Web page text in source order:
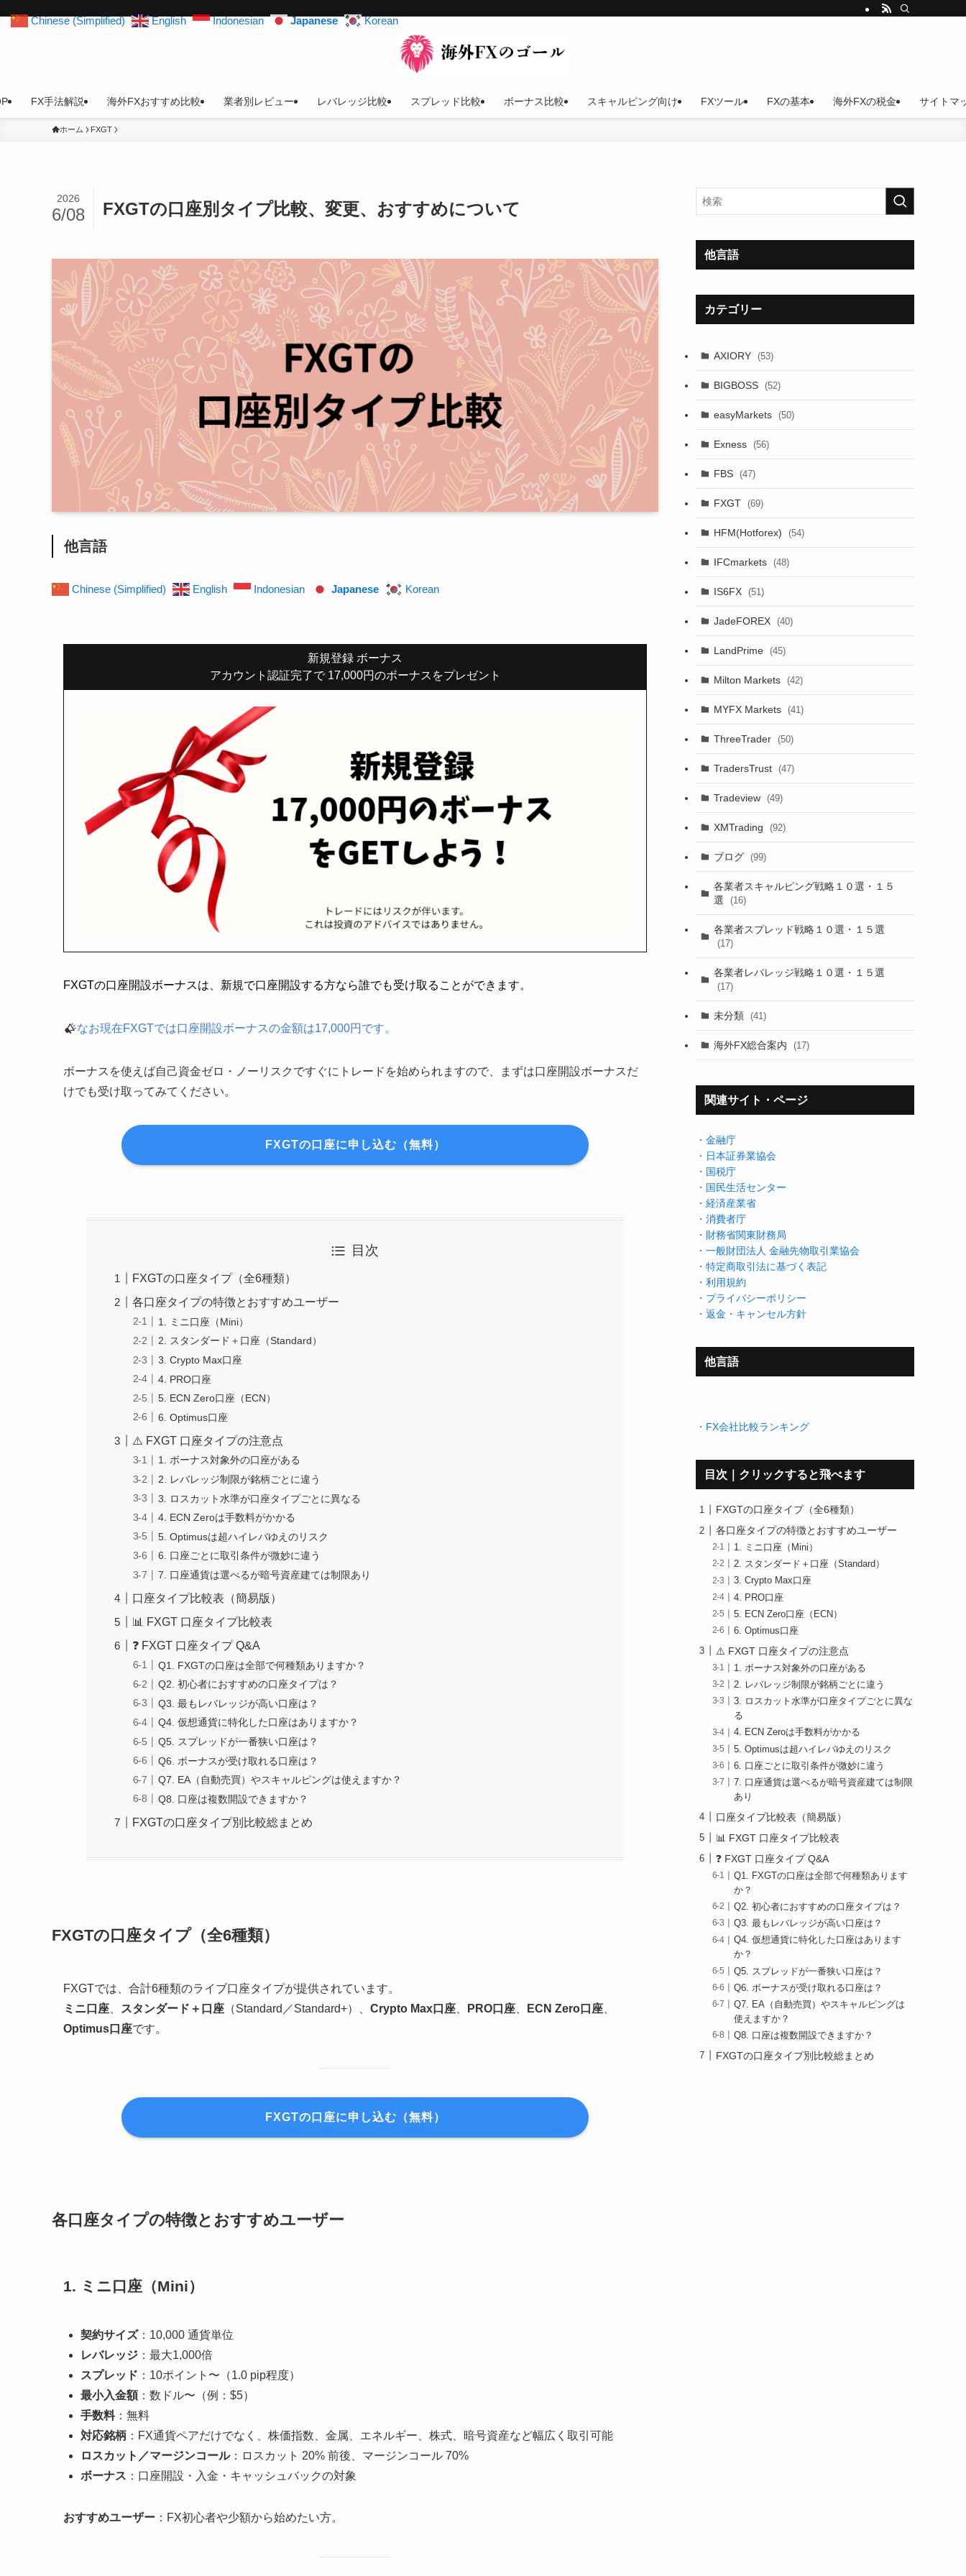
FX手法解説 海外FXおすすめ比較 業者別レビュー レバレッジ比較 スプレッド比較 ボーナス比較 スキャルピング向け FXツール FXの基本 海外FXの税金 サイトマ
ホーム FXGT
FXGTの口座別タイプ比較、変更、おすすめについて
2026
6/08
他言語
Chinese (Simplified) English Indonesian Japanese Korean
新規登録 ボーナス
アカウント認証完了で 17,000円のボーナスをプレゼント
FXGTの口座開設ボーナスは、新規で口座開設する方なら誰でも受け取ることができます。
なお現在FXGTでは口座開設ボーナスの金額は17,000円です。
ボーナスを使えば自己資金ゼロ・ノーリスクですぐにトレードを始められますので、まずは口座開設ボーナスだ
けでも受け取ってみてください。
FXGTの口座に申し込む（無料）
目次
FXGTの口座タイプ（全6種類）
各口座タイプの特徴とおすすめユーザー
1. ミニ口座（Mini）
2. スタンダード＋口座（Standard）
3. Crypto Max口座
4. PRO口座
5. ECN Zero口座（ECN）
6. Optimus口座
⚠️ FXGT 口座タイプの注意点
1. ボーナス対象外の口座がある
2. レバレッジ制限が銘柄ごとに違う
3. ロスカット水準が口座タイプごとに異なる
4. ECN Zeroは手数料がかかる
5. Optimusは超ハイレバゆえのリスク
6. 口座ごとに取引条件が微妙に違う
7. 口座通貨は選べるが暗号資産建ては制限あり
口座タイプ比較表（簡易版）
📊 FXGT 口座タイプ比較表
❓ FXGT 口座タイプ Q&A
Q1. FXGTの口座は全部で何種類ありますか？
Q2. 初心者におすすめの口座タイプは？
Q3. 最もレバレッジが高い口座は？
Q4. 仮想通貨に特化した口座はありますか？
Q5. スプレッドが一番狭い口座は？
Q6. ボーナスが受け取れる口座は？
Q7. EA（自動売買）やスキャルピングは使えますか？
Q8. 口座は複数開設できますか？
FXGTの口座タイプ別比較総まとめ
FXGTの口座タイプ（全6種類）
FXGTでは、合計6種類のライブ口座タイプが提供されています。
ミニ口座
スタンダード＋口座 （Standard／Standard+）、 Crypto Max口座 PRO口座 ECN Zero口座
Optimus口座です。
FXGTの口座に申し込む（無料）
各口座タイプの特徴とおすすめユーザー
1. ミニ口座（Mini）
契約サイズ：10,000 通貨単位
レバレッジ ：最大1,000倍
スプレッド ：10ポイント〜（1.0 pip程度）
最小入金額：数ドル〜（例：$5）
手数料：無料
対応銘柄 ：FX通貨ペアだけでなく、株価指数、金属、エネルギー、株式、暗号資産など幅広く取引可能
ロスカット／マージンコール：ロスカット 20% 前後、マージンコール 70%
ボーナス ：口座開設・入金・キャッシュバックの対象
おすすめユーザー ：FX初心者や少額から始めたい方。
他言語
カテゴリー
AXIORY (53)
BIGBOSS (52)
easyMarkets (50)
Exness (56)
FBS (47)
FXGT (69)
HFM(Hotforex) (54)
IFCmarkets (48)
IS6FX (51)
JadeFOREX (40)
LandPrime (45)
Milton Markets (42)
MYFX Markets (41)
ThreeTrader (50)
TradersTrust (47)
Tradeview (49)
XMTrading (92)
ブログ (99)
各業者スキャルピング戦略１０選・１５
選
(16)
各業者スプレッド戦略１０選・１５選
(17)
各業者レバレッジ戦略１０選・１５選
(17)
未分類 (41)
海外FX総合案内 (17)
関連サイト・ページ
・金融庁
・日本証券業協会
・国税庁
・国民生活センター
・経済産業省
・消費者庁
・財務省関東財務局
・一般財団法人 金融先物取引業協会
・特定商取引法に基づく表記
・利用規約
・プライバシーポリシー
・返金・キャンセル方針
他言語
・FX会社比較ランキング
目次｜クリックすると飛べます
FXGTの口座タイプ（全6種類）
各口座タイプの特徴とおすすめユーザー
1. ミニ口座（Mini）
2. スタンダード＋口座（Standard）
3. Crypto Max口座
4. PRO口座
5. ECN Zero口座（ECN）
6. Optimus口座
⚠️ FXGT 口座タイプの注意点
1. ボーナス対象外の口座がある
2. レバレッジ制限が銘柄ごとに違う
3. ロスカット水準が口座タイプごとに異な
る
4. ECN Zeroは手数料がかかる
5. Optimusは超ハイレバゆえのリスク
6. 口座ごとに取引条件が微妙に違う
7. 口座通貨は選べるが暗号資産建ては制限
あり
口座タイプ比較表（簡易版）
📊 FXGT 口座タイプ比較表
❓ FXGT 口座タイプ Q&A
Q1. FXGTの口座は全部で何種類あります
か？
Q2. 初心者におすすめの口座タイプは？
Q3. 最もレバレッジが高い口座は？
Q4. 仮想通貨に特化した口座はあります
か？
Q5. スプレッドが一番狭い口座は？
Q6. ボーナスが受け取れる口座は？
Q7. EA（自動売買）やスキャルピングは
使えますか？
Q8. 口座は複数開設できますか？
FXGTの口座タイプ別比較総まとめ
Chinese (Simplified) English Indonesian Japanese Korean